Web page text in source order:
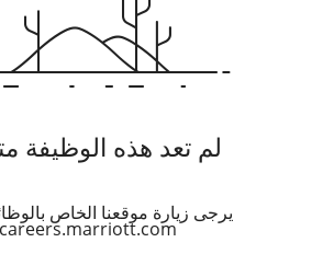
لم تعد هذه الوظيفة
يرجى زيارة موقعنا الخاص
careers.marriott.com